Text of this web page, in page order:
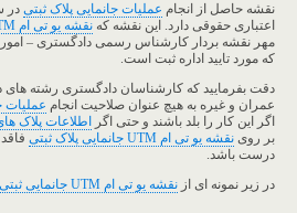
نقشه حاصل از انجام عملیات جانمایی پلاک ثبتی
اعتباری حقوقی دارد. این نقشه که نقشه یو تی ام UTM جانمایی پلاک ثبتی
مهر نقشه بردار کارشناس رسمی دادگستری –
که مورد تایید اداره ثبت است.
دقت بفرمایید که کارشناسان دادگستری رشته های
عمران و غیره به هیچ عنوان صلاحیت انجام عملیات
اگر این کار را بلد باشند و حتی اگر
اطلاعات پلاک
بر روی نقشه یو تی ام UTM جانمایی پلاک ثبتی
درست باشد.
در زیر نمونه ای از نقشه یو تی ام UTM جانمایی ثبتی